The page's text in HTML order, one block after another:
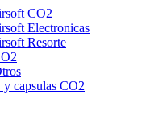
CO2
Electronicas
Resorte
capsulas CO2